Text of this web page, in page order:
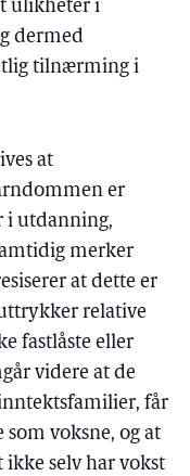
ulikheter i
dermed
tilnærming i
at
er
i utdanning,
merker
at dette er
relative
fastlåste eller
videre at de
får
voksne, og at
selv har vokst